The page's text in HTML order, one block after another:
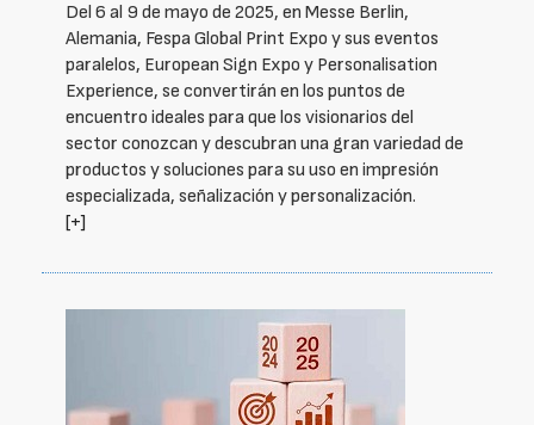
Del 6 al 9 de mayo de 2025, en Messe Berlin,
Alemania, Fespa Global Print Expo y sus eventos
paralelos, European Sign Expo y Personalisation
Experience, se convertirán en los puntos de
encuentro ideales para que los visionarios del
sector conozcan y descubran una gran variedad de
productos y soluciones para su uso en impresión
especializada, señalización y personalización.
[+]